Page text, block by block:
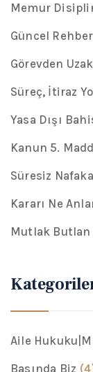
Memur Disiplin
Güncel Rehber
Görevden
Süreç, İtiraz
Yasa Dışı
Kanun 5.
Süresiz
Kararı Ne
Mutlak Butlan
Aile
Basında Biz